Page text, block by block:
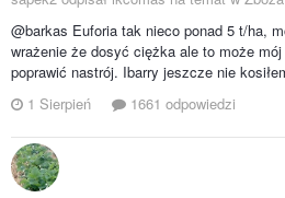
@barkas Euforia tak nieco ponad 5 t/ha,
wrażenie że dosyć ciężka ale to może
poprawić nastrój. Ibarry jeszcze nie
1 Sierpień
1661 odpowiedzi